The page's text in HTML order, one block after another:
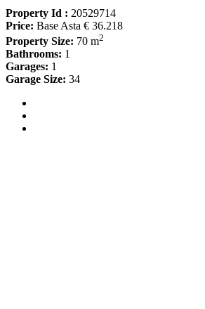
Property Id : 20529714
Price: Base Asta € 36.218
Property Size: 70 m2
Bathrooms: 1
Garages: 1
Garage Size: 34